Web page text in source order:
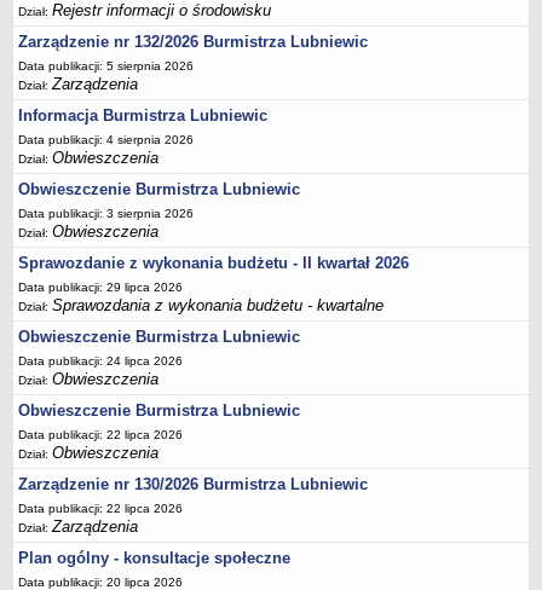
Zadania i uprawnienia
Skład Rady Miejskiej
Plan pracy Rady Miejskiej
Terminy posiedzeń Rady
Głosowania
Protokoły z posiedzeń Rady Miejskiej
Składy Komisji
Terminy posiedzeń Komisji
Plan pracy Komisji Rewizyjnej
Plan pracy pozostałych Komisji
Oświadczenia majątkowe
Interpelacje radnych wraz z odpowiedziami
Zapytania radnych wraz z odpowiedziami
Apele
JEDNOSTKI ORGANIZACYJNE
Biblioteka - Centrum Kultury
Zespół Szkolno-Przedszkolny
Miejsko-Gminny Ośrodek Pomocy Społecznej
Zakład Gospodarki Komunalnej
Dział:Rejestr informacji o środowisku
Zarządzenie nr 132/2026 Burmistrza Lubniewic
Data publikacji: 5 sierpnia 2026
Dział:Zarządzenia
Informacja Burmistrza Lubniewic
Data publikacji: 4 sierpnia 2026
Dział:Obwieszczenia
Obwieszczenie Burmistrza Lubniewic
Data publikacji: 3 sierpnia 2026
Dział:Obwieszczenia
Sprawozdanie z wykonania budżetu - II kwartał 2026
Data publikacji: 29 lipca 2026
Dział:Sprawozdania z wykonania budżetu - kwartalne
Obwieszczenie Burmistrza Lubniewic
Data publikacji: 24 lipca 2026
Dział:Obwieszczenia
Obwieszczenie Burmistrza Lubniewic
Data publikacji: 22 lipca 2026
Dział:Obwieszczenia
Zarządzenie nr 130/2026 Burmistrza Lubniewic
Data publikacji: 22 lipca 2026
Dział:Zarządzenia
Plan ogólny - konsultacje społeczne
Data publikacji: 20 lipca 2026